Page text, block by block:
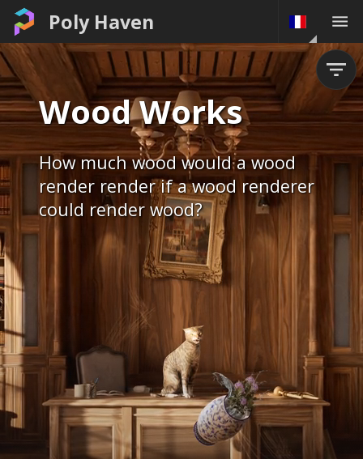
Poly Haven
Wood Works
How much wood would a wood
render render if a wood renderer
could render wood?